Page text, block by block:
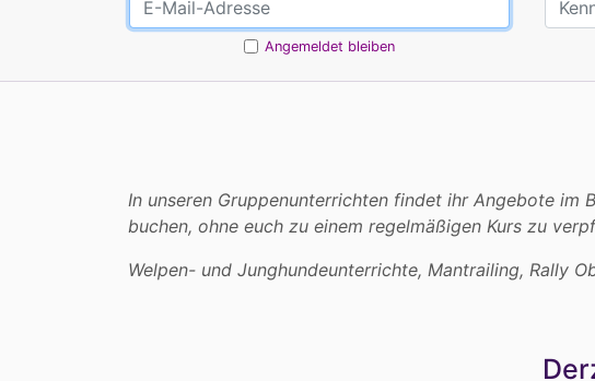
Angemeldet bleiben
In unseren Gruppenunterrichten findet ihr Angebote im
buchen, ohne euch zu einem regelmäßigen Kurs zu
Welpen- und Junghundeunterrichte, Mantrailing, Rally